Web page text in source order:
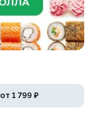
от 1 799 ₽